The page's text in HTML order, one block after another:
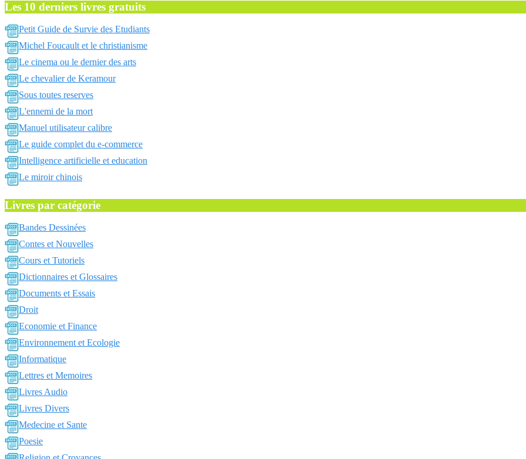
Les 10 derniers livres gratuits
Petit Guide de Survie des Etudiants
Michel Foucault et le christianisme
Le cinema ou le dernier des arts
Le chevalier de Keramour
Sous toutes reserves
L'ennemi de la mort
Manuel utilisateur calibre
Le guide complet du e-commerce
Intelligence artificielle et education
Le miroir chinois
Livres par catégorie
Bandes Dessinées
Contes et Nouvelles
Cours et Tutoriels
Dictionnaires et Glossaires
Documents et Essais
Droit
Economie et Finance
Environnement et Ecologie
Informatique
Lettres et Memoires
Livres Audio
Livres Divers
Medecine et Sante
Poesie